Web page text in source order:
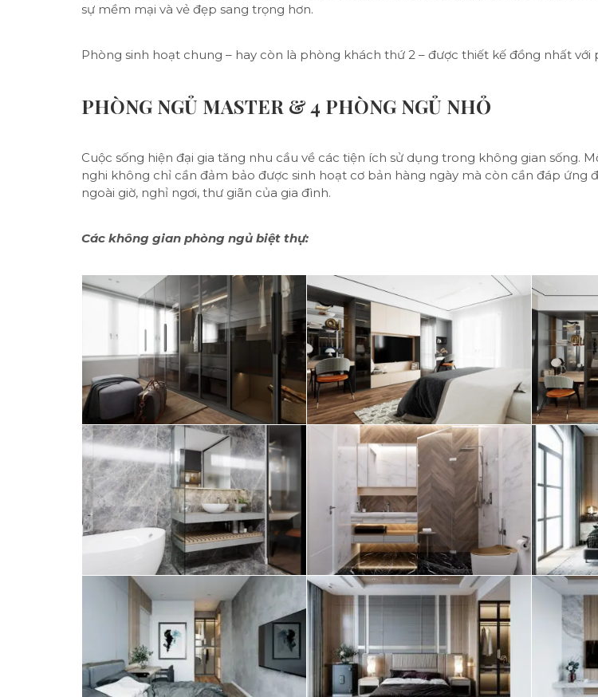
sự mềm mại và vẻ đẹp sang trọng hơn.
Phòng sinh hoạt chung – hay còn là phòng khách thứ 2 – được thiết kế đồng nhất với
PHÒNG NGỦ MASTER & 4 PHÒNG NGỦ NHỎ
Cuộc sống hiện đại gia tăng nhu cầu về các tiện ích sử dụng trong không gian sống.
nghi không chỉ cần đảm bảo được sinh hoạt cơ bản hàng ngày mà còn cần đáp ứng
ngoài giờ, nghỉ ngơi, thư giãn của gia đình.
Các không gian phòng ngủ biệt thự: